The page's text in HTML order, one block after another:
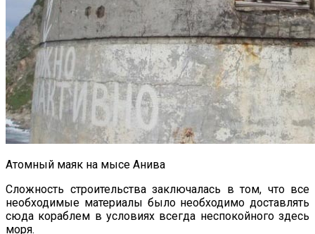
Атомный маяк на мысе Анива
Сложность строительства заключалась в том, что все
необходимые материалы было необходимо доставлять
сюда кораблем в условиях всегда неспокойного здесь
моря.